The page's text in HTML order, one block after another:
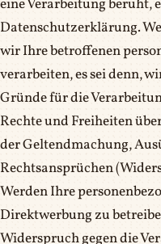
eine Verarbeitung beruht,
Datenschutzerklärung.
wir Ihre betroffenen
verarbeiten, es sei denn,
Gründe für die
Rechte und Freiheiten
der Geltendmachung,
Rechtsansprüchen
Werden Ihre
Direktwerbung zu
Widerspruch gegen die